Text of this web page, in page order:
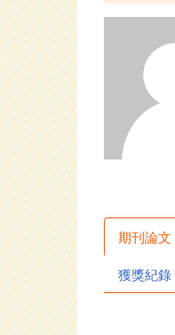
期刊論文
獲獎紀錄